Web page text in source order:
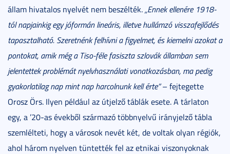
állam hivatalos nyelvét nem beszélték.„Ennek ellenére 1918-
tól napjainkig egy jóformán lineáris, illetve hullámzó visszafejlődés
tapasztalható. Szeretnénk felhívni a figyelmet, és kiemelni azokat a
pontokat, amik még a Tiso-féle fasiszta szlovák államban sem
jelentettek problémát nyelvhasználati vonatkozásban, ma pedig
gyakorlatilag nap mint nap harcolnunk kell érte”– fejtegette
Orosz Örs. Ilyen például az útjelző táblák esete. A tárlaton
egy, a ’20-as évekből származó többnyelvű irányjelző tábla
szemlélteti, hogy a városok nevét két, de voltak olyan régiók,
ahol három nyelven tüntették fel az etnikai viszonyoknak